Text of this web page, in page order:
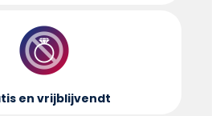
en vrijblijvendt